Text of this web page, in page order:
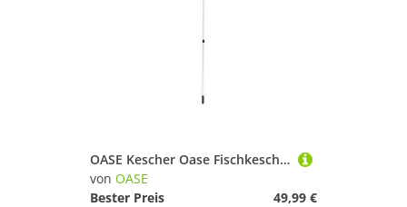
OASE Kescher Oase Fischkescher Maschenweite 9 mm Länge max. 178 (1-St)
von OASE
Bester Preis
49,99 €